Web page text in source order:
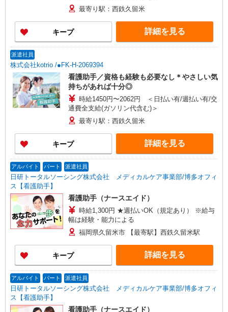
最寄り駅：西鉄久留米
キープ 詳細を見る
派遣社員
株式会社kotrio /●FK-H-2069394
看護助手／資格も経験も必要なし＊やさしい気
持ちがあれば十分◎
時給1450円〜2062円 ＜日払い有/週払い有/交
通費全支給(ガソリン代含む)＞
最寄り駅：西鉄久留米
キープ 詳細を見る
アルバイト パート 派遣社員
日研トータルソーシング株式会社 メディカルケア事業部/博多オフィ
ス【看護助手】
看護助手（ナースエイド）
時給1,300円 ★週払いOK（規定あり） ※給与
幅は経験・能力による
福岡県久留米市 【最寄駅】西鉄久留米駅
キープ 詳細を見る
アルバイト パート 派遣社員
日研トータルソーシング株式会社 メディカルケア事業部/博多オフィ
ス【看護助手】
看護助手（ナースエイド）